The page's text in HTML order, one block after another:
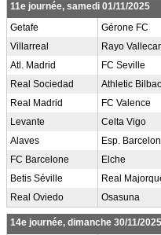
11e journée, samedi 01/11/2025
Getafe
Gérone FC
Villarreal Rayo
Atl. Madrid FC Seville
Real Sociedad Athletic
Real Madrid FC Valence
Levante Celta Vigo
Alaves Esp.
FC Barcelone Elche
Betis Séville Real
Real Oviedo Osasuna
14e journée, dimanche 30/11/2025